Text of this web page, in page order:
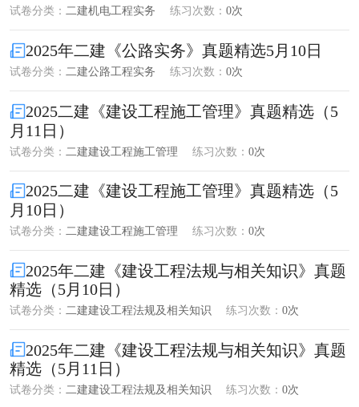
试卷分类： 二建机电工程实务 练习次数： 0次
2025年二建《公路实务》真题精选5月10日
试卷分类： 二建公路工程实务 练习次数： 0次
2025二建《建设工程施工管理》真题精选（5
月11日）
试卷分类： 二建建设工程施工管理 练习次数： 0次
2025二建《建设工程施工管理》真题精选（5
月10日）
试卷分类： 二建建设工程施工管理 练习次数： 0次
2025年二建《建设工程法规与相关知识》真题
精选（5月10日）
试卷分类： 二建建设工程法规及相关知识 练习次数： 0次
2025年二建《建设工程法规与相关知识》真题
精选（5月11日）
试卷分类： 二建建设工程法规及相关知识 练习次数： 0次